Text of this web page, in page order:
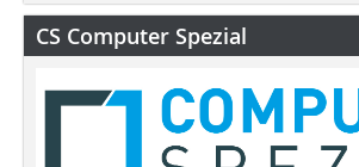
CS Computer Spezial